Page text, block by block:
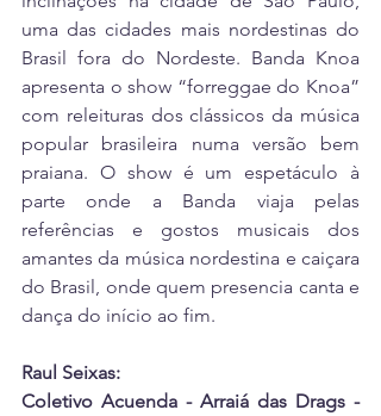
uma das cidades mais nordestinas do
Brasil fora do Nordeste. Banda Knoa
apresenta o show “forreggae do Knoa”
com releituras dos clássicos da música
popular brasileira numa versão bem
praiana. O show é um espetáculo à
parte onde a Banda viaja pelas
referências e gostos musicais dos
amantes da música nordestina e caiçara
do Brasil, onde quem presencia canta e
dança do início ao fim.
Raul Seixas:
Coletivo Acuenda - Arraiá das Drags -